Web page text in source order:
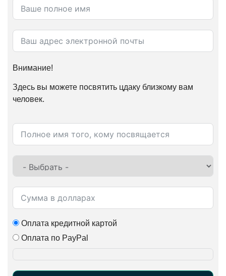
Внимание!
Здесь вы можете посвятить цдаку близкому вам
человек.
Оплата кредитной картой
Оплата по PayPal